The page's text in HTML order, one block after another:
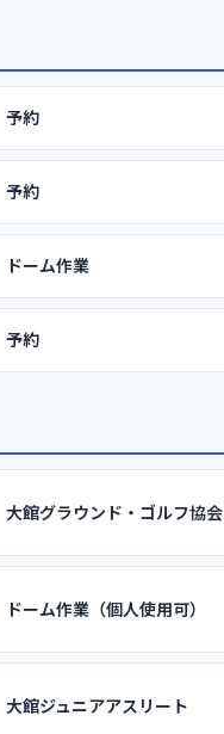
予約
予約
ドーム作業
予約
大館グラウンド・ゴルフ協会
ドーム作業（個人使用可）
大館ジュニアアスリート